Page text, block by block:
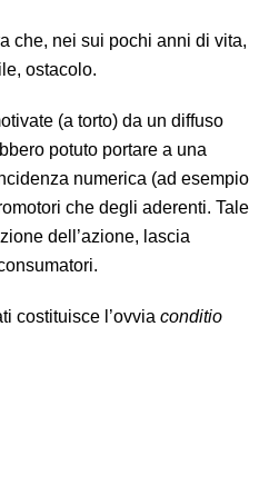
che, nei sui pochi anni di vita,
ostacolo.
(a torto) da un diffuso
potuto portare a una
numerica (ad esempio
che degli aderenti. Tale
dell’azione, lascia
costituisce l’ovvia conditio